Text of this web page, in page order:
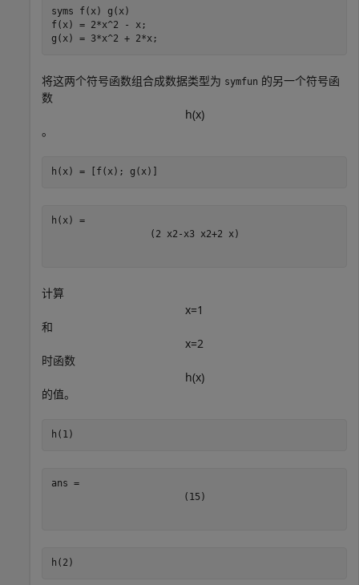
syms f(x)
g(x)
f(x) = 2*x^2 - x;
g(x) = 3*x^2 + 2*x;
将这两个符号函数组合成数据类型为 symfun 的另一个符号函
数
h(x)
。
h(x) = [f(x); g(x)]
( 2 x2 - x3 x2+2 x)
计算
x=1
和
x=2
时函数
h(x)
的值。
h(1)
( 15 )
h(2)